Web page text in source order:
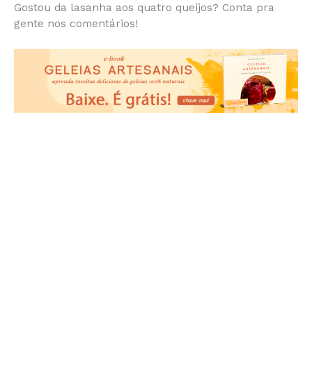
Gostou da lasanha aos quatro queijos? Conta pra
gente nos comentários!